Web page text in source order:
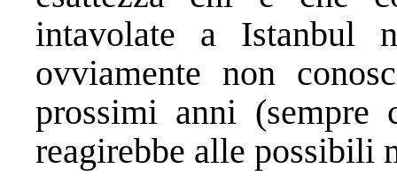
intavolate a Istanbul
ovviamente non
prossimi anni (sempre
reagirebbe alle possibili